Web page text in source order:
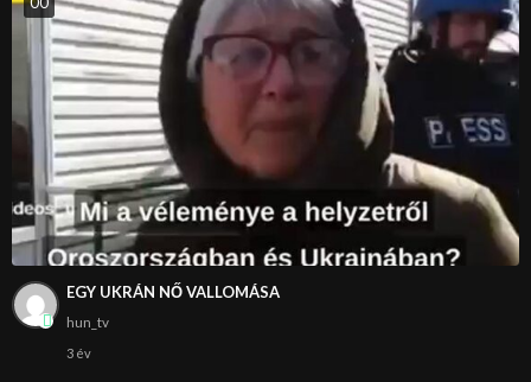
EGY UKRÁN NŐ VALLOMÁSA
hun_tv
3 év